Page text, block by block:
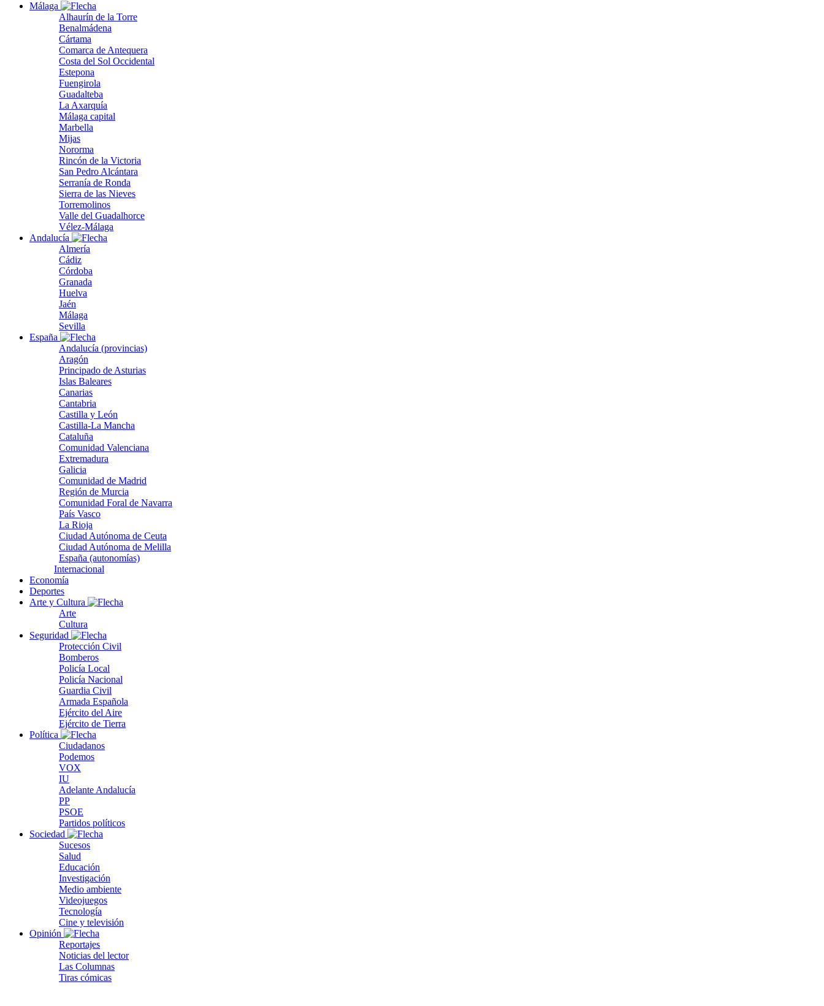
Málaga
Alhaurín de la Torre
Benalmádena
Cártama
Comarca de Antequera
Costa del Sol Occidental
Estepona
Fuengirola
Guadalteba
La Axarquía
Málaga capital
Marbella
Mijas
Nororma
Rincón de la Victoria
San Pedro Alcántara
Serranía de Ronda
Sierra de las Nieves
Torremolinos
Valle del Guadalhorce
Vélez-Málaga
Andalucía
Almería
Cádiz
Córdoba
Granada
Huelva
Jaén
Málaga
Sevilla
España
Andalucía (provincias)
Aragón
Principado de Asturias
Islas Baleares
Canarias
Cantabria
Castilla y León
Castilla-La Mancha
Cataluña
Comunidad Valenciana
Extremadura
Galicia
Comunidad de Madrid
Región de Murcia
Comunidad Foral de Navarra
País Vasco
La Rioja
Ciudad Autónoma de Ceuta
Ciudad Autónoma de Melilla
España (autonomías)
Internacional
Economía
Deportes
Arte y Cultura
Arte
Cultura
Seguridad
Protección Civil
Bomberos
Policía Local
Policía Nacional
Guardia Civil
Armada Española
Ejército del Aire
Ejército de Tierra
Política
Ciudadanos
Podemos
VOX
IU
Adelante Andalucía
PP
PSOE
Partidos políticos
Sociedad
Sucesos
Salud
Educación
Investigación
Medio ambiente
Videojuegos
Tecnología
Cine y televisión
Opinión
Reportajes
Noticias del lector
Las Columnas
Tiras cómicas